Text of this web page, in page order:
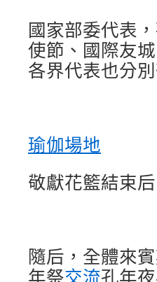
國家部委代表
使節、國際友
各界代表也分
瑜伽場地
敬獻花籃結束
隨后，全體來
年祭交流孔年